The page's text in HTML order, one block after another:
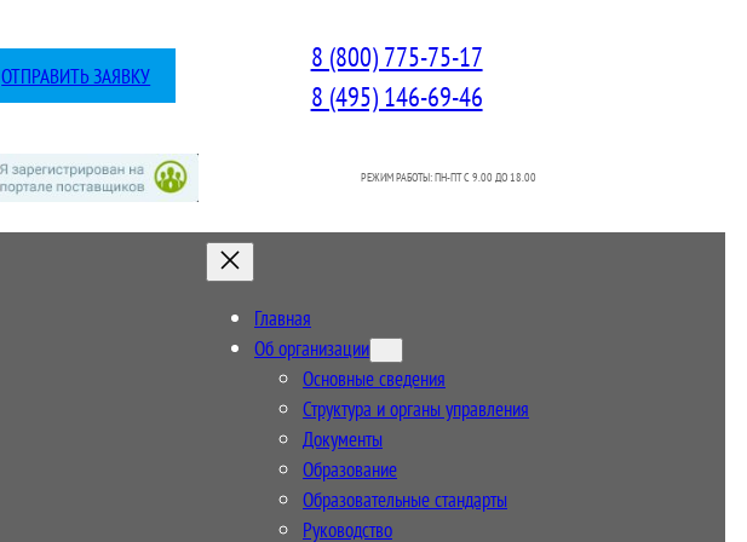
ОТПРАВИТЬ ЗАЯВКУ
8 (800) 775-75-17
8 (495) 146-69-46
РЕЖИМ РАБОТЫ: ПН-ПТ C 9.00 ДО 18.00
Главная
Об организации
Основные сведения
Структура и органы управления
Документы
Образование
Образовательные стандарты
Руководство